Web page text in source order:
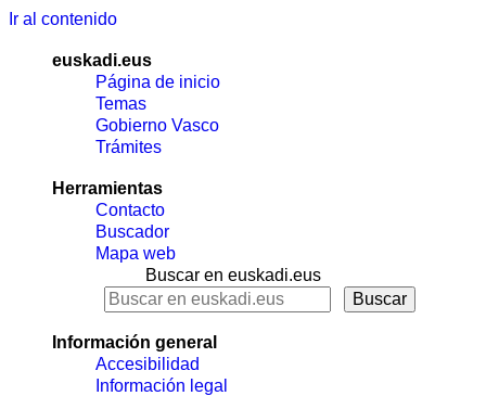
Ir al contenido
euskadi.eus
Página de inicio
Temas
Gobierno Vasco
Trámites
Herramientas
Contacto
Buscador
Mapa web
Buscar en euskadi.eus
Información general
Accesibilidad
Información legal